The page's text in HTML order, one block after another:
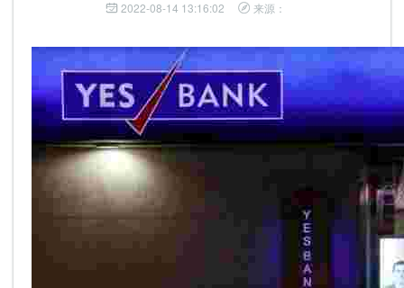
2022-08-14 13:16:02 来源：